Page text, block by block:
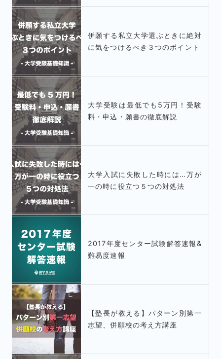
併願する私立大学選ぶときに絶対
に気をつけるべき３つのポイント
大学受験は最低でも5万円！受験
料・申込・願書の徹底解説
大学入試に失敗した時には…万が
一の時に役立つ５つの対処法
2017年度センター試験解答速報&
難易度速報
【塾長が教える】パターン別第一
志望、併願校の考え方講座